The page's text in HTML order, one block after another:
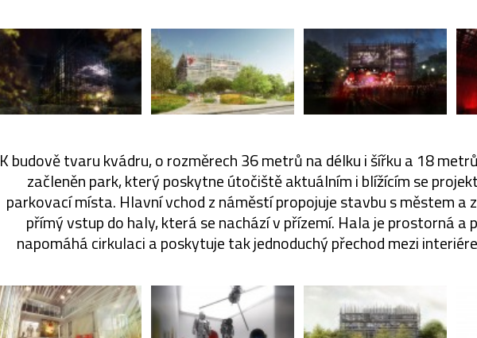
K budově tvaru kvádru, o rozměrech 36 metrů na délku i šířku a 18
začleněn park, který poskytne útočiště aktuálním i blížícím se
parkovací místa. Hlavní vchod z náměstí propojuje stavbu s městem a
přímý vstup do haly, která se nachází v přízemí. Hala je prostorná a
napomáhá cirkulaci a poskytuje tak jednoduchý přechod mezi